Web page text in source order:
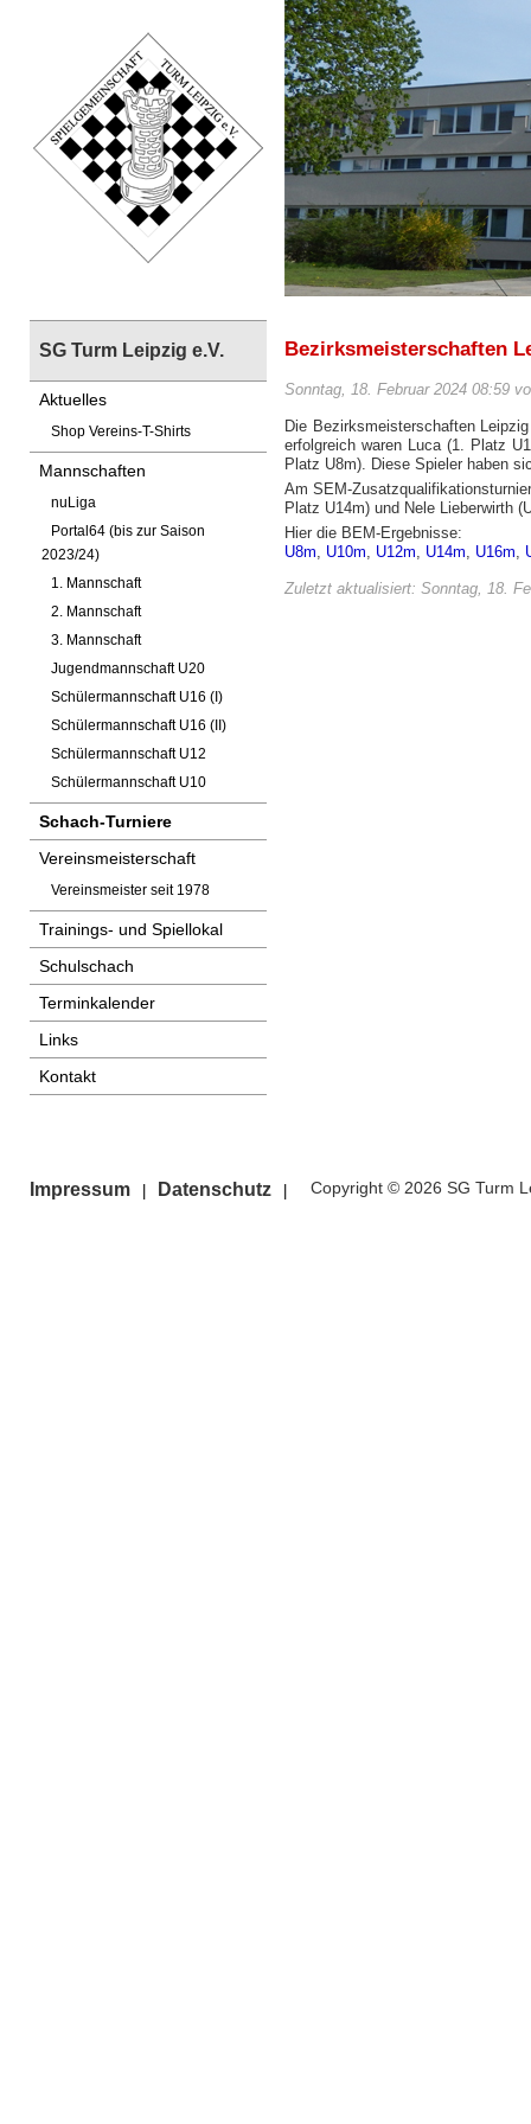
SG Turm Leipzig e.V.
Aktuelles
Shop Vereins-T-Shirts
Mannschaften
nuLiga
Portal64 (bis zur Saison
2023/24)
1. Mannschaft
2. Mannschaft
3. Mannschaft
Jugendmannschaft U20
Schülermannschaft U16 (I)
Schülermannschaft U16 (II)
Schülermannschaft U12
Schülermannschaft U10
Schach-Turniere
Vereinsmeisterschaft
Vereinsmeister seit 1978
Trainings- und Spiellokal
Schulschach
Terminkalender
Links
Kontakt
Bezirksmeisterschaften
Sonntag, 18. Februar 2024 08:59
Die Bezirksmeisterschaften
erfolgreich waren Luca (1. Platz
Platz U8m). Diese Spieler haben
Am SEM-
Platz U14m) und Nele Lieberwirth
Hier die BEM-Ergebnisse:
U8m
U10m U12m U14m U16m
Zuletzt aktualisiert: Sonntag, 18.
Impressum Datenschutz Copyright © 2026 SG Turm